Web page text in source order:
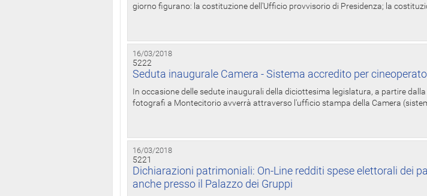
giorno figurano: la costituzione dell'Ufficio provvisorio di Presidenza; la
16/03/2018
5222
Seduta inaugurale Camera - Sistema accredito per
In occasione delle sedute inaugurali della diciottesima legislatura, a partire
fotografi a Montecitorio avverrà attraverso l'ufficio stampa della Camera
16/03/2018
5221
Dichiarazioni patrimoniali: On-Line redditi spese elettorali dei
anche presso il Palazzo dei Gruppi